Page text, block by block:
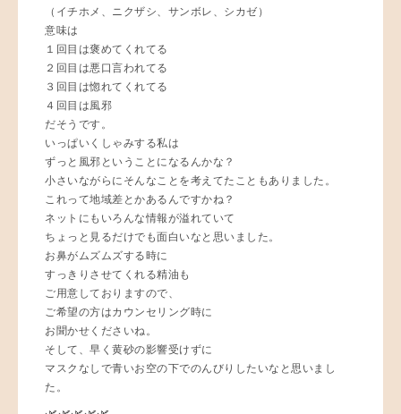
（イチホメ、ニクザシ、サンボレ、シカゼ）
意味は
１回目は褒めてくれてる
２回目は悪口言われてる
３回目は惚れてくれてる
４回目は風邪
だそうです。
いっぱいくしゃみする私は
ずっと風邪ということになるんかな？
小さいながらにそんなことを考えてたこともありました。
これって地域差とかあるんですかね？
ネットにもいろんな情報が溢れていて
ちょっと見るだけでも面白いなと思いました。
お鼻がムズムズする時に
すっきりさせてくれる精油も
ご用意しておりますので、
ご希望の方はカウンセリング時に
お聞かせくださいね。
そして、早く黄砂の影響受けずに
マスクなしで青いお空の下でのんびりしたいなと思いまし
た。